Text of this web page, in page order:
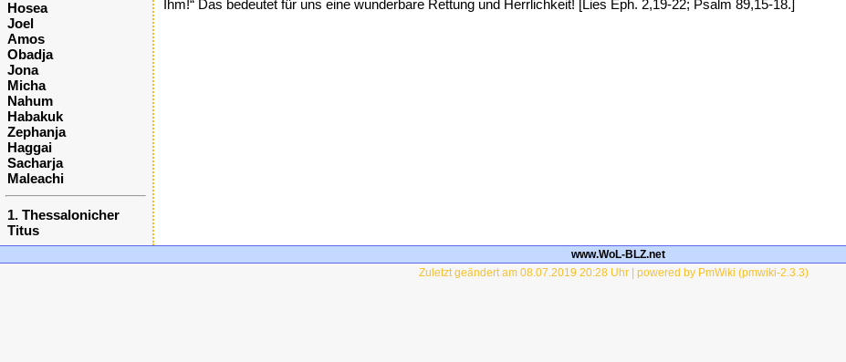
Hosea
Joel
Amos
Obadja
Jona
Micha
Nahum
Habakuk
Zephanja
Haggai
Sacharja
Maleachi
1. Thessalonicher
Titus
Ihm!“ Das bedeutet für uns eine wunderbare Rettung und Herrlichkeit! [Lies Eph. 2,19-22; Psalm 89,15-18.]
www.WoL-BLZ.net
Zuletzt geändert am 08.07.2019 20:28 Uhr | powered by PmWiki (pmwiki-2.3.3)